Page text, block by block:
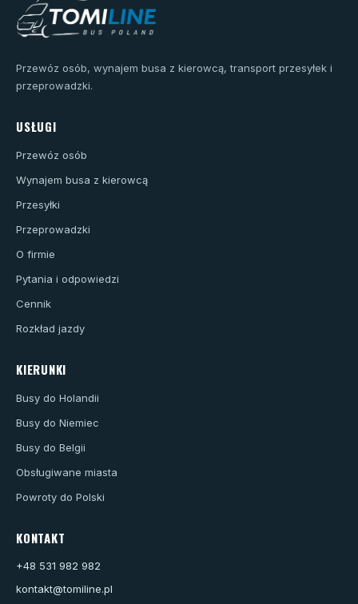
Przewóz osób, wynajem busa z kierowcą, transport przesyłek i
przeprowadzki.
USŁUGI
Przewóz osób
Wynajem busa z kierowcą
Przesyłki
Przeprowadzki
O firmie
Pytania i odpowiedzi
Cennik
Rozkład jazdy
KIERUNKI
Busy do Holandii
Busy do Niemiec
Busy do Belgii
Obsługiwane miasta
Powroty do Polski
KONTAKT
+48 531 982 982
kontakt@tomiline.pl